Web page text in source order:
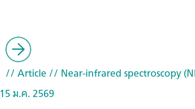
// Article// Near-infrared spectroscopy
15 ม.ค. 2569